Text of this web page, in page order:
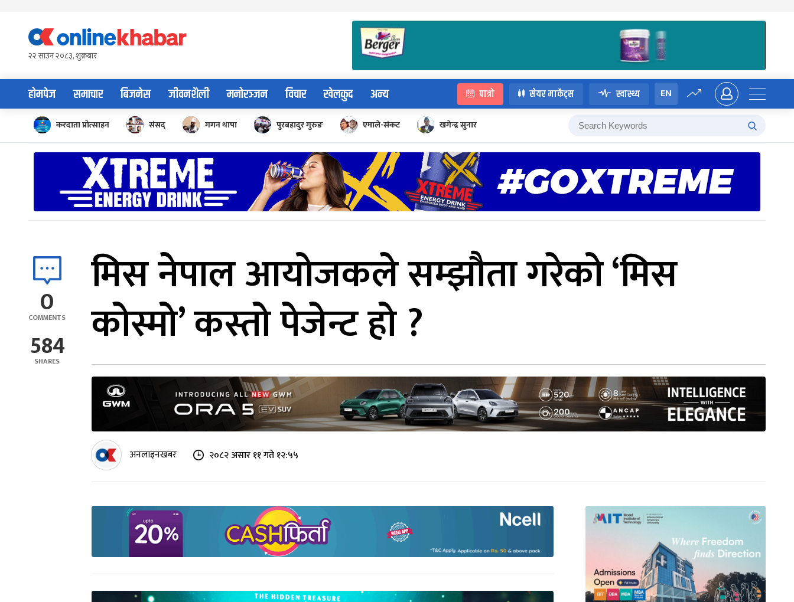
content२२ साउन २०८३, शुक्रबार
होमपेज समाचार बिजनेस जीवनशैली मनोरञ्जन विचार खेलकुद अन्य पात्रो सेयर मार्केट्स स्वास्थ्य EN
करदाता प्रोत्साहन संसद् गगन थापा पुरबहादुर गुरुङ एमाले-संकट खगेन्द्र सुनार
0
COMMENTS
584
SHARES
मिस नेपाल आयोजकले सम्झौता गरेको ‘मिस
कोस्मो’ कस्तो पेजेन्ट हो ?
अनलाइनखबर २०८२ असार ११ गते १२:५५